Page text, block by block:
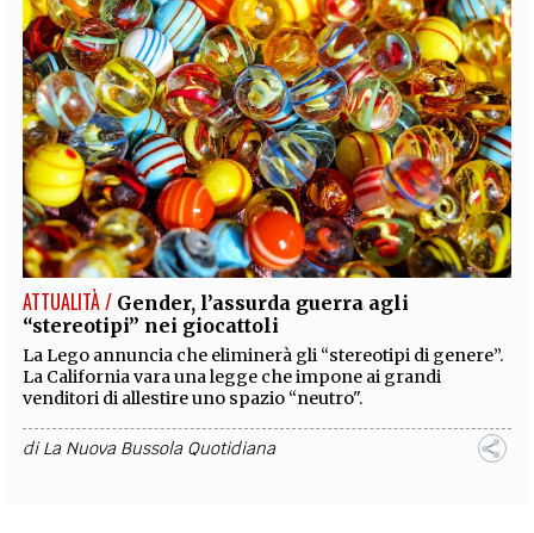
ATTUALITÀ / Gender, l’assurda guerra agli
“stereotipi” nei giocattoli
La Lego annuncia che eliminerà gli “stereotipi di genere”.
La California vara una legge che impone ai grandi
venditori di allestire uno spazio “neutro".
diLa Nuova Bussola Quotidiana